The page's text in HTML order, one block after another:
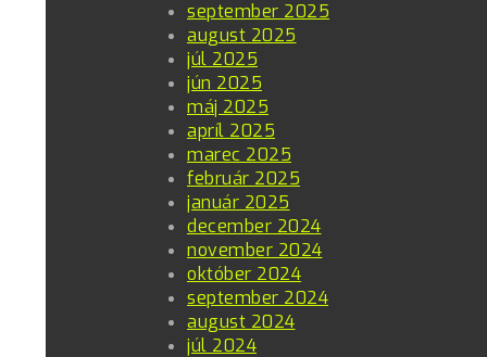
september 2025
august 2025
júl 2025
jún 2025
máj 2025
apríl 2025
marec 2025
február 2025
január 2025
december 2024
november 2024
október 2024
september 2024
august 2024
júl 2024